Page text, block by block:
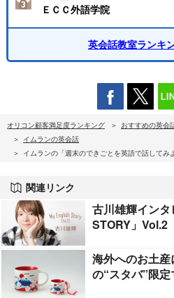
ＥＣＣ外語学院
英会話教室ランキ
オリコン顧客満足度ランキング おすすめの英会
イムランの英会話
イムランの「週末のできごとを英語で話して
関連リンク
古川雄輝イン
STORY」Vol.2
海外へのお土
の“スタバ”限定